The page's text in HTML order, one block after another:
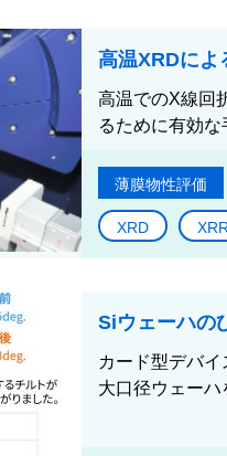
高温XRDによ
高温でのX線回
るために有効
薄膜物性評価
XRD XRR
Siウェーハの
カード型デバ
大口径ウェーハ